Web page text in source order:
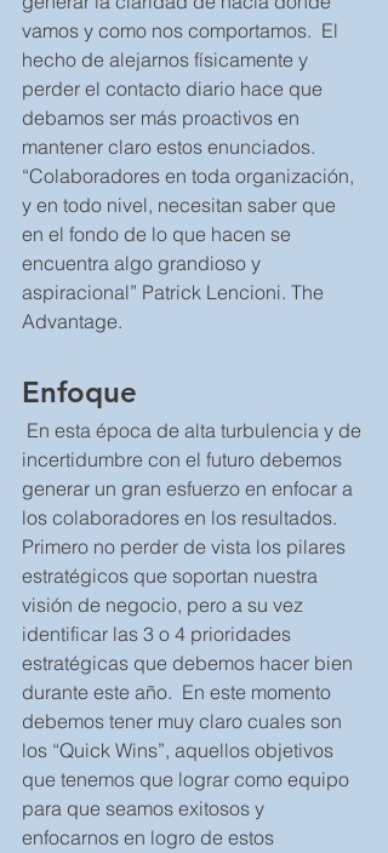
vamos y como nos comportamos.  El
hecho de alejarnos físicamente y
perder el contacto diario hace que
debamos ser más proactivos en
mantener claro estos enunciados.
“Colaboradores en toda organización,
y en todo nivel, necesitan saber que
en el fondo de lo que hacen se
encuentra algo grandioso y
aspiracional” Patrick Lencioni. The
Advantage.
Enfoque
incertidumbre con el futuro debemos
generar un gran esfuerzo en enfocar a
los colaboradores en los resultados.
Primero no perder de vista los pilares
estratégicos que soportan nuestra
visión de negocio, pero a su vez
identificar las 3 o 4 prioridades
estratégicas que debemos hacer bien
durante este año.  En este momento
debemos tener muy claro cuales son
los “Quick Wins”, aquellos objetivos
que tenemos que lograr como equipo
para que seamos exitosos y
enfocarnos en logro de estos